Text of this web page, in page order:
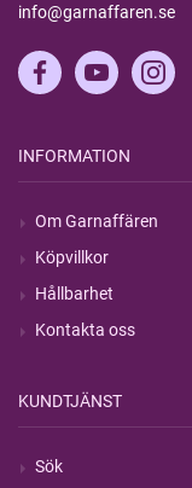
info@garnaffaren.se
INFORMATION
Om Garnaffären
Köpvillkor
Hållbarhet
Kontakta oss
KUNDTJÄNST
Sök